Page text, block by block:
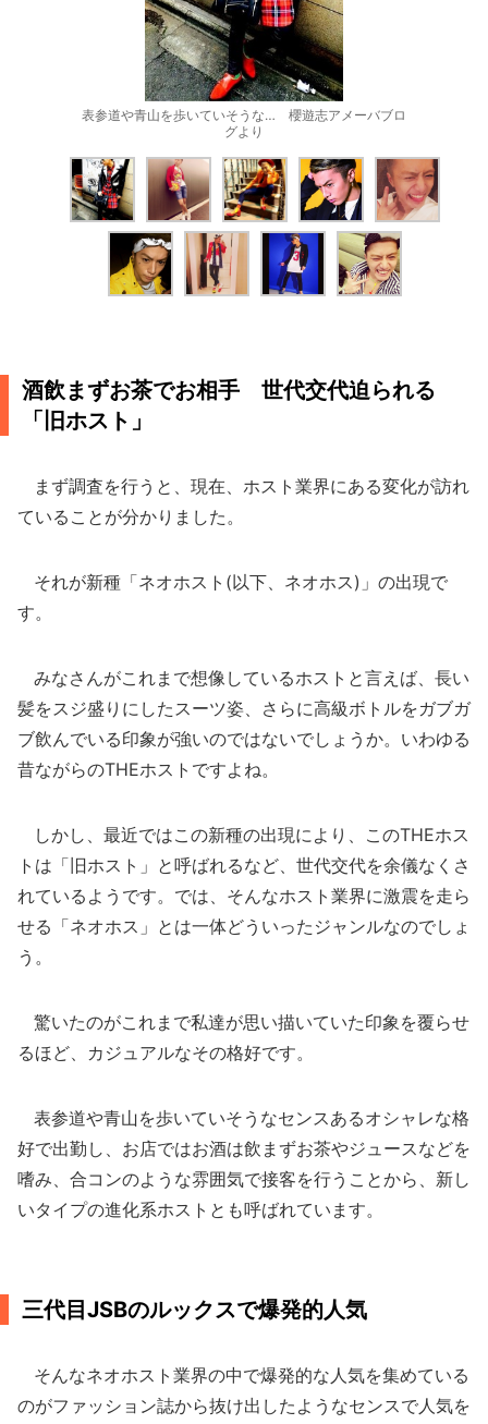
表参道や青山を歩いていそうな… 櫻遊志アメーバブロ
グより
酒飲まずお茶でお相手 世代交代迫られる
「旧ホスト」
まず調査を行うと、現在、ホスト業界にある変化が訪れ
ていることが分かりました。
それが新種「ネオホスト(以下、ネオホス)」の出現で
す。
みなさんがこれまで想像しているホストと言えば、長い
髪をスジ盛りにしたスーツ姿、さらに高級ボトルをガブガ
ブ飲んでいる印象が強いのではないでしょうか。いわゆる
昔ながらのTHEホストですよね。
しかし、最近ではこの新種の出現により、このTHEホス
トは「旧ホスト」と呼ばれるなど、世代交代を余儀なくさ
れているようです。では、そんなホスト業界に激震を走ら
せる「ネオホス」とは一体どういったジャンルなのでしょ
う。
驚いたのがこれまで私達が思い描いていた印象を覆らせ
るほど、カジュアルなその格好です。
表参道や青山を歩いていそうなセンスあるオシャレな格
好で出勤し、お店ではお酒は飲まずお茶やジュースなどを
嗜み、合コンのような雰囲気で接客を行うことから、新し
いタイプの進化系ホストとも呼ばれています。
三代目JSBのルックスで爆発的人気
そんなネオホスト業界の中で爆発的な人気を集めている
のがファッション誌から抜け出したようなセンスで人気を